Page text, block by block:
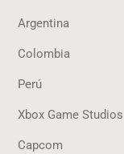
Argentina
Colombia
Perú
Xbox Game Studios
Capcom